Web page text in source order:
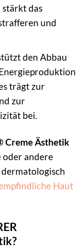
das
und
den Abbau
trägt zur
zur
bei.
Creme Ästhetik
oder andere
Haut